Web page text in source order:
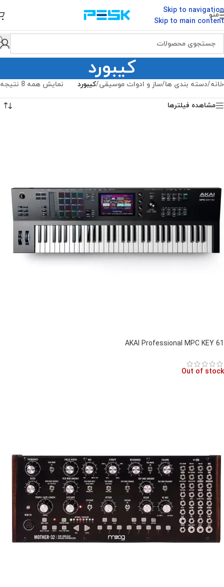
Skip to navigation
Skip to main content
منو
کیبورد
خانه/دسته بندی ها/ساز و ادوات موسیقی/کیبورد نمایش همه 8 نتیجه
مشاهده فیلترها
AKAI Professional MPC KEY 61
Out of stock